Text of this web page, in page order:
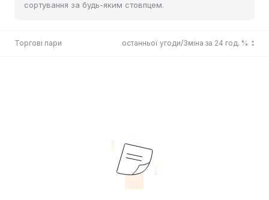
сортування за будь-яким стовпцем.
Торгові пари Ціна останньої угоди/Зміна за 24 год. %